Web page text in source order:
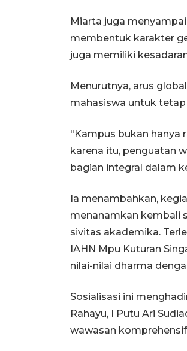
Miarta juga
membentuk karakter
juga memiliki
Menurutnya, arus
mahasiswa untuk tetap
"Kampus bukan hanya
karena itu, penguatan
bagian integral dalam
Ia menambahkan,
menanamkan kembali
sivitas akademika.
IAHN Mpu Kuturan
nilai-nilai dharma
Sosialisasi ini
Rahayu, I Putu Ari
wawasan